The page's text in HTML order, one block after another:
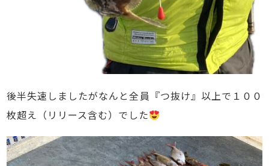
後半失速しましたがなんと全員『つ抜け』以上で１００
枚超え（リリース含む）でした